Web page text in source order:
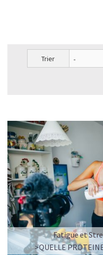
Trier
Fatigue et
>QUELLE